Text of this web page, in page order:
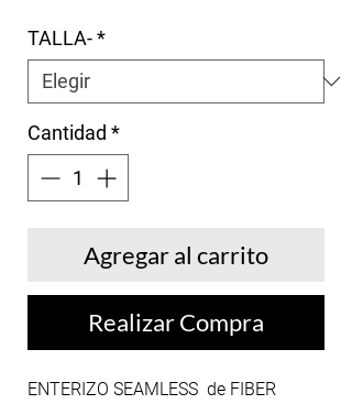
TALLA-*
Cantidad *
Agregar al carrito
Realizar Compra
ENTERIZO SEAMLESS de FIBER